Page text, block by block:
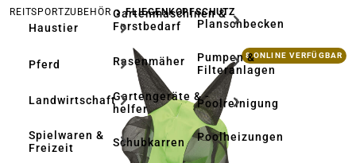
Haustier
Pferd
Landwirtschaft
Spielwaren &
Freizeit
Gartenmaschinen &
Forstbedarf
Rasenmäher
Gartengeräte & -
helfer
Schubkarren
Planschbecken
Pumpen &
Filteranlagen
Poolreinigung
Poolheizungen
REITSPORTZUBEHÖR FLIEGENKOPFSCHUTZ
Bildergalerie überspringen 8 ONLINE VERFÜGBAR